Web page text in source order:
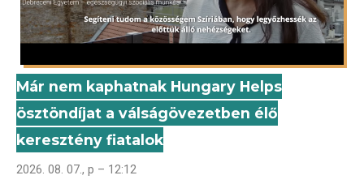
Már nem kaphatnak Hungary Helps
ösztöndíjat a válságövezetben élő
keresztény fiatalok
2026. 08. 07., p – 12:12